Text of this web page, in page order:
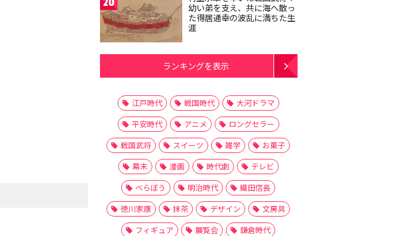
幼い弟を支え、共に海へ散っ
た得居通幸の波乱に満ちた生
涯
ランキングを表示
江戸時代 戦国時代
大河ドラマ
平安時代
アニメ
ロングセラー
戦国武将
スイーツ 雑学
お菓子
幕末
漫画 時代劇
テレビ
べらぼう
明治時代
織田信長
徳川家康
抹茶 デザイン
文房具
フィギュア
展覧会
鎌倉時代